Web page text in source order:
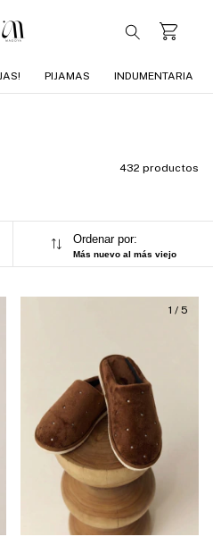
PIJAMAS INDUMENTARIA
432 productos
Ordenar por:
Más nuevo al más viejo
1 / 5